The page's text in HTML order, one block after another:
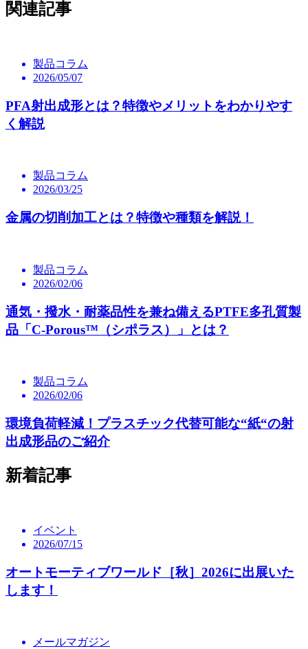
関連記事
製品コラム
2026/05/07
PFA射出成形とは？特徴やメリットをわかりやす
く解説
製品コラム
2026/03/25
金属の切削加工とは？特徴や種類を解説！
製品コラム
2026/02/06
通気・撥水・耐薬品性を兼ね備えるPTFE多孔質製
品「C-Porous™（シポラス）」とは？
製品コラム
2026/02/06
環境負荷軽減！プラスチック代替可能な“紙“の射
出成形品のご紹介
新着記事
イベント
2026/07/15
オートモーティブワールド［秋］2026に出展いた
します！
メールマガジン